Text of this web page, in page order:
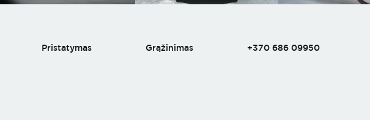
Pristatymas Grąžinimas +370 686 09950